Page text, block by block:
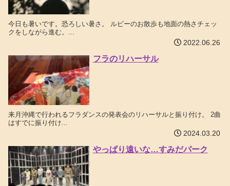
今日も暑いです。恐ろしい暑さ。 ルビーのお散歩も地面の熱さチェッ
クをしながら進む。...
2022.06.26
フラのリハーサル
来月沖縄で行われるフラダンスの発表会のリハーサルと振り付け。 2曲
はすでに振り付け...
2024.03.20
やっぱり遠いな…すみだパーク